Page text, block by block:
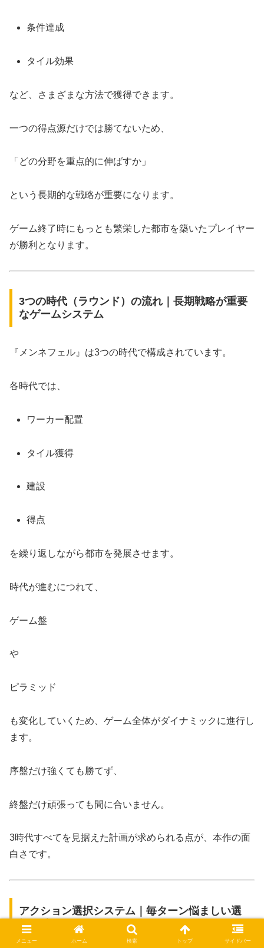
条件達成
タイル効果
など、さまざまな方法で獲得できます。
一つの得点源だけでは勝てないため、
「どの分野を重点的に伸ばすか」
という長期的な戦略が重要になります。
ゲーム終了時にもっとも繁栄した都市を築いたプレイヤー
が勝利となります。
3つの時代（ラウンド）の流れ｜長期戦略が重要
なゲームシステム
『メンネフェル』は3つの時代で構成されています。
各時代では、
ワーカー配置
タイル獲得
建設
得点
を繰り返しながら都市を発展させます。
時代が進むにつれて、
ゲーム盤
や
ピラミッド
も変化していくため、ゲーム全体がダイナミックに進行し
ます。
序盤だけ強くても勝てず、
終盤だけ頑張っても間に合いません。
3時代すべてを見据えた計画が求められる点が、本作の面
白さです。
アクション選択システム｜毎ターン悩ましい選
択が続く
メニュー ホーム 検索 トップ サイドバー